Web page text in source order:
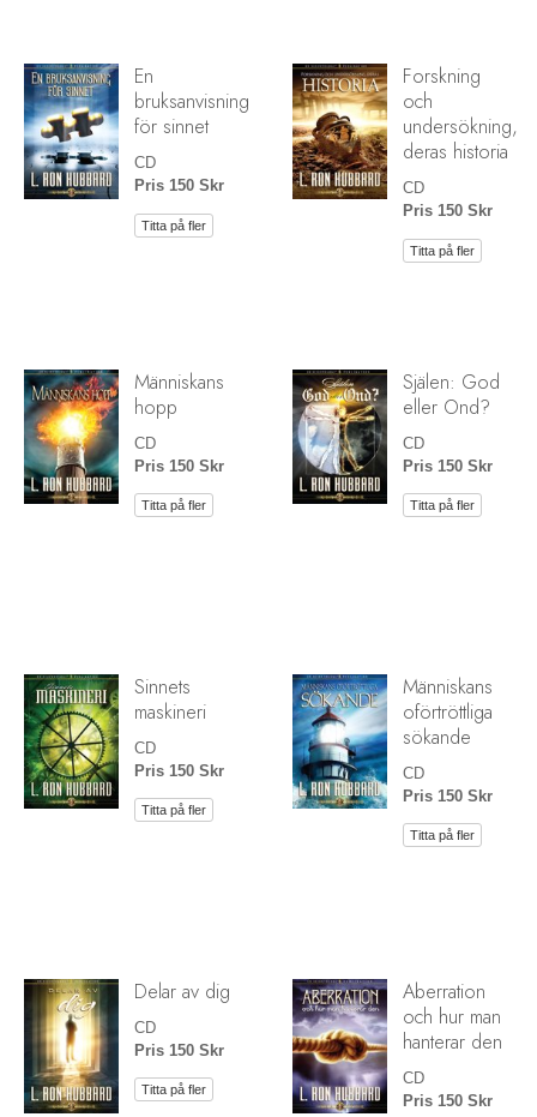
En
bruksanvisning
för sinnet
CD
Pris 150 Skr
Titta på fler
Forskning
och
undersökning,
deras historia
CD
Pris 150 Skr
Titta på fler
Människans
hopp
CD
Pris 150 Skr
Titta på fler
Själen: God
eller Ond?
CD
Pris 150 Skr
Titta på fler
Sinnets
maskineri
CD
Pris 150 Skr
Titta på fler
Människans
oförtröttliga
sökande
CD
Pris 150 Skr
Titta på fler
Delar av dig
CD
Pris 150 Skr
Titta på fler
Aberration
och hur man
hanterar den
CD
Pris 150 Skr